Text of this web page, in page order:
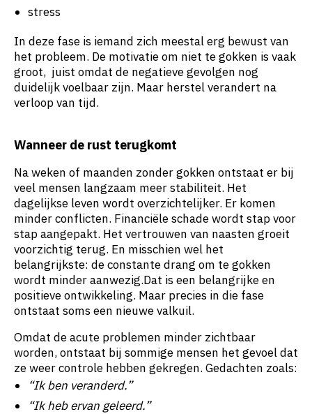
stress
In deze fase is iemand zich meestal erg bewust van
het probleem. De motivatie om niet te gokken is vaak
groot, juist omdat de negatieve gevolgen nog
duidelijk voelbaar zijn. Maar herstel verandert na
verloop van tijd.
Wanneer de rust terugkomt
Na weken of maanden zonder gokken ontstaat er bij
veel mensen langzaam meer stabiliteit. Het
dagelijkse leven wordt overzichtelijker. Er komen
minder conflicten. Financiële schade wordt stap voor
stap aangepakt. Het vertrouwen van naasten groeit
voorzichtig terug. En misschien wel het
belangrijkste: de constante drang om te gokken
wordt minder aanwezig.Dat is een belangrijke en
positieve ontwikkeling. Maar precies in die fase
ontstaat soms een nieuwe valkuil.
Omdat de acute problemen minder zichtbaar
worden, ontstaat bij sommige mensen het gevoel dat
ze weer controle hebben gekregen. Gedachten zoals:
“Ik ben veranderd.”
“Ik heb ervan geleerd.”